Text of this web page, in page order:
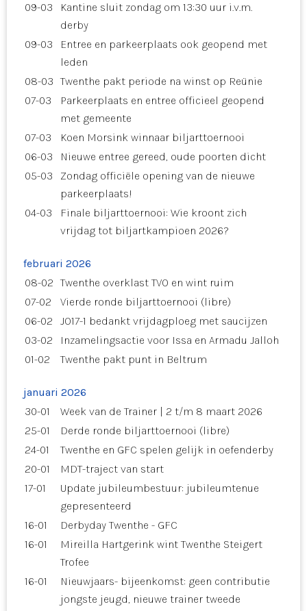
09-03
Kantine sluit zondag om 13:30 uur i.v.m.
derby
09-03
Entree en parkeerplaats ook geopend met
leden
08-03 Twenthe pakt periode na winst op Reünie
07-03
Parkeerplaats en entree officieel geopend
met gemeente
07-03
Koen Morsink winnaar biljarttoernooi
06-03
Nieuwe entree gereed, oude poorten dicht
05-03
Zondag officiële opening van de nieuwe
parkeerplaats!
04-03
Finale biljarttoernooi: Wie kroont zich
vrijdag tot biljartkampioen 2026?
februari 2026
08-02 Twenthe overklast TVO en wint ruim
07-02
Vierde ronde biljarttoernooi (libre)
06-02
JO17-1 bedankt vrijdagploeg met saucijzen
03-02
Inzamelingsactie voor Issa en Armadu Jalloh
01-02
Twenthe pakt punt in Beltrum
januari 2026
30-01
Week van de Trainer | 2 t/m 8 maart 2026
25-01
Derde ronde biljarttoernooi (libre)
24-01
Twenthe en GFC spelen gelijk in oefenderby
20-01
MDT-traject van start
17-01
Update jubileumbestuur: jubileumtenue
gepresenteerd
16-01
Derbyday Twenthe - GFC
16-01
Mireilla Hartgerink wint Twenthe Steigert
Trofee
16-01
Nieuwjaars- bijeenkomst: geen contributie
jongste jeugd, nieuwe trainer tweede